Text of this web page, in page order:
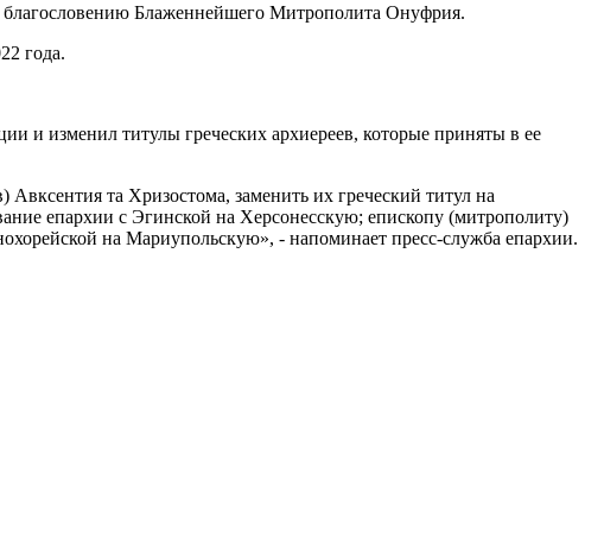
благословению Блаженнейшего Митрополита Онуфрия.
года.
изменил титулы греческих архиереев, которые приняты в ее
та Хризостома, заменить их греческий титул на
епархии с Эгинской на Херсонесскую; епископу (митрополиту)
на Мариупольскую», - напоминает пресс-служба епархии.